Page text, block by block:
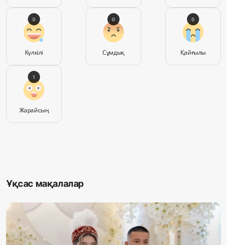
Күлкілі
0
Сұмдық
0
Қайғылы
0
Жарайсың
1
Ұқсас мақалалар